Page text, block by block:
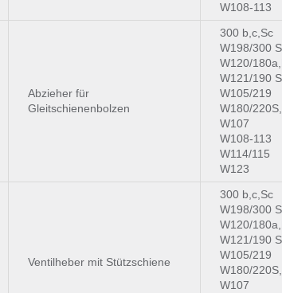
W108-113
Abzieher für
Gleitschienenbolzen
300 b,c,Sc
W198/300
W120/
W121/190
W105/219
W180/
W107
W108-113
W114/115
W123
Ventilheber mit Stützschiene
300 b,c,Sc
W198/300
W120/
W121/190
W105/219
W180/
W107